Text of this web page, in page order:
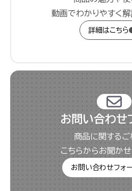
動画でわかりやすく
詳細はこちら
お問い合わせ
商品に関するご
こちらからお聞かせ
お問い合わせフォ